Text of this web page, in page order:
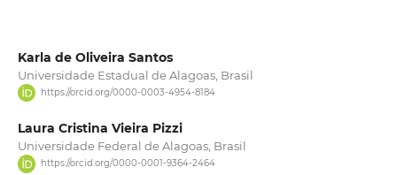
Karla de Oliveira Santos
Universidade Estadual de Alagoas, Brasil
https://orcid.org/0000-0003-4954-8184
Laura Cristina Vieira Pizzi
Universidade Federal de Alagoas, Brasil
https://orcid.org/0000-0001-9364-2464